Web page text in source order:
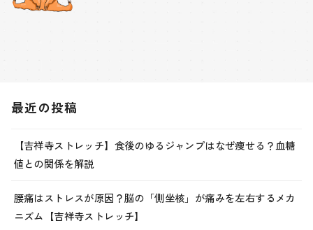
最近の投稿
【吉祥寺ストレッチ】食後のゆるジャンプはなぜ痩せる？血糖
値との関係を解説
腰痛はストレスが原因？脳の「側坐核」が痛みを左右するメカ
ニズム【吉祥寺ストレッチ】